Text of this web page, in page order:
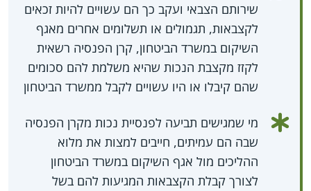
שירותם הצבאי ועקב כך הם עשויים להיות זכאים
לקצבאות, תגמולים או תשלומים אחרים מאגף
השיקום במשרד הביטחון, קרן הפנסיה רשאית
לקזז מקצבת הנכות שהיא משלמת להם סכומים
שהם קיבלו או היו עשויים לקבל ממשרד הביטחון
מי שמגישים תביעה לפנסיית נכות מקרן הפנסיה
שבה הם עמיתים, חייבים למצות את מלוא
ההליכים מול אגף השיקום במשרד הביטחון
לצורך קבלת הקצבאות המגיעות להם בשל